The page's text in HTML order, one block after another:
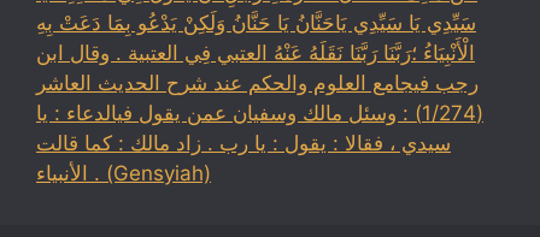
سَيِّدِي يَا سَيِّدِي يَاحَنَّانُ يَا حَنَّانُ وَلَكِنْ يَدْعُو بِمَا دَعَتْ بِهِ
الْأَنْبِيَاءُ ؛رَبَّنَا رَبَّنَا نَقَلَهُ عَنْهُ العتبي فِي العتبية . وقال ابن
رجب فيجامع العلوم والحكم عند شرح الحديث العاشر
(1/274) : وسئل مالك وسفيان عمن يقول فيالدعاء : يا
سيدي ، فقالا : يقول : يا رب . زاد مالك : كما قالت
الأنبياء . (Gensyiah)